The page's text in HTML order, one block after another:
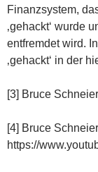
Finanzsystem,
‚gehackt‘ wurde
entfremdet wird.
‚gehackt‘ in der
[3] Bruce
[4] Bruce
https://